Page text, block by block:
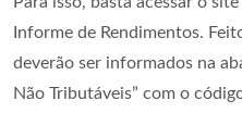
Informe de Rendimentos.
deverão ser informados na
Não Tributáveis” com o